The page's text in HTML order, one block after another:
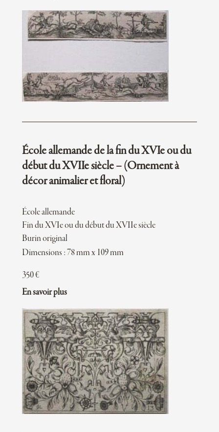
École allemande de la fin du XVIe ou du
début du XVIIe siècle – (Ornement à
décor animalier et floral)
École allemande
Fin du XVIe ou du début du XVIIe siècle
Burin original
Dimensions : 78 mm x 109 mm
350€
En savoir plus